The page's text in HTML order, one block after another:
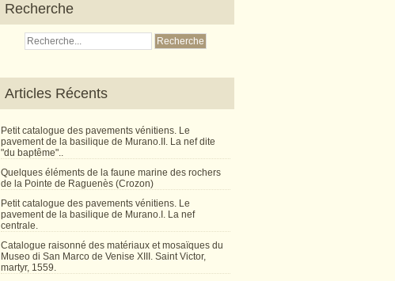
Recherche
Articles Récents
Petit catalogue des pavements vénitiens. Le
pavement de la basilique de Murano.II. La nef dite
"du baptême"..
Quelques éléments de la faune marine des rochers
de la Pointe de Raguenès (Crozon)
Petit catalogue des pavements vénitiens. Le
pavement de la basilique de Murano.I. La nef
centrale.
Catalogue raisonné des matériaux et mosaïques du
Museo di San Marco de Venise XIII. Saint Victor,
martyr, 1559.